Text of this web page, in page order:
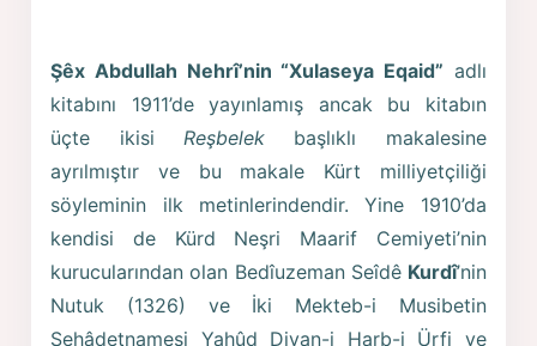
Şêx Abdullah Nehrî’nin “Xulaseya Eqaid” adlı
kitabını 1911’de yayınlamış ancak bu kitabın
üçte ikisi Reşbelek başlıklı makalesine
ayrılmıştır ve bu makale Kürt milliyetçiliği
söyleminin ilk metinlerindendir. Yine 1910’da
kendisi de Kürd Neşri Maarif Cemiyeti’nin
kurucularından olan Bedîuzeman Seîdê Kurdî’nin
Nutuk (1326) ve İki Mekteb-i Musibetin
Şehâdetnamesi Yahûd Divan-i Harb-i Ürfi ve